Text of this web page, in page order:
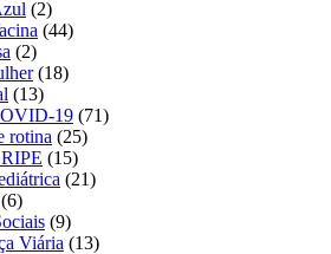
(2)
(44)
(2)
(18)
(13)
19 (71)
rotina (25)
(15)
(21)
(6)
(9)
Viária (13)